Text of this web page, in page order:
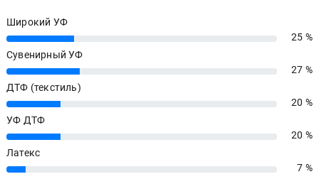
Широкий УФ
25%
25 %
Сувенирный УФ
27%
27 %
ДТФ (текстиль)
20%
20 %
УФ ДТФ
20%
20 %
Латекс
7%
7 %